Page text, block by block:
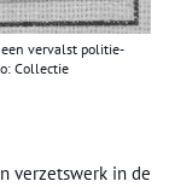
een vervalst politie-
Collectie
verzetswerk in de